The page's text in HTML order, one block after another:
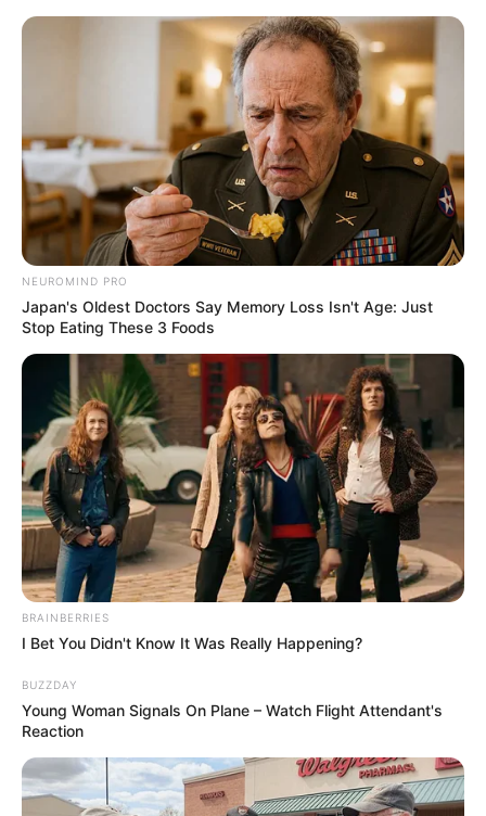
Como Fazer Capa Para Tábua de
Passar Roupa
Um dos afazeres domésticos mais desgastantes é
passar roupa. A postura e o calor do ferro de
NEUROMIND PRO
Japan's Oldest Doctors Say Memory Loss Isn't Age: Just
Stop Eating These 3 Foods
BRAINBERRIES
I Bet You Didn't Know It Was Really Happening?
BUZZDAY
Young Woman Signals On Plane – Watch Flight Attendant's
Reaction